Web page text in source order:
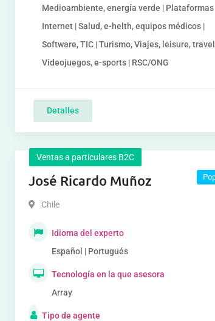
Medioambiente, energía verde | Plataformas
Internet | Salud, e-helth, equipos médicos |
Software, TIC | Turismo, Viajes, leisure,
Videojuegos, e-sports | RSC/ONG
Detalles
Ventas a particulares B2C
José Ricardo Muñoz
Chile
Idioma del experto
Español | Portugués
Tecnología en la que asesora
Array
Tipo de agente